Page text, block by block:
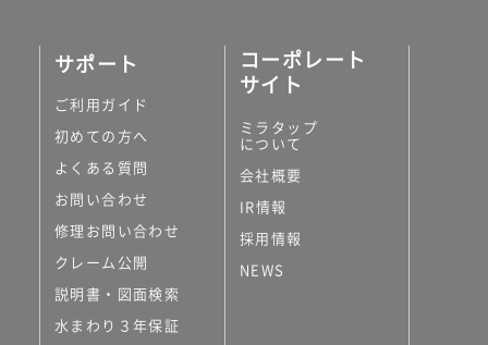
サポート
ご利用ガイド
初めての方へ
よくある質問
お問い合わせ
修理お問い合わせ
クレーム公開
説明書・図面検索
水まわり３年保証
コーポレート
サイト
ミラタップ
について
会社概要
IR情報
採用情報
NEWS